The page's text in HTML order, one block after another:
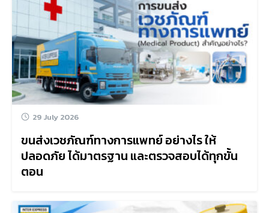
29 July 2026
ขนส่งเวชภัณฑ์ทางการแพทย์ อย่างไร ให้
ปลอดภัย ได้มาตรฐาน และตรวจสอบได้ทุกขั้น
ตอน